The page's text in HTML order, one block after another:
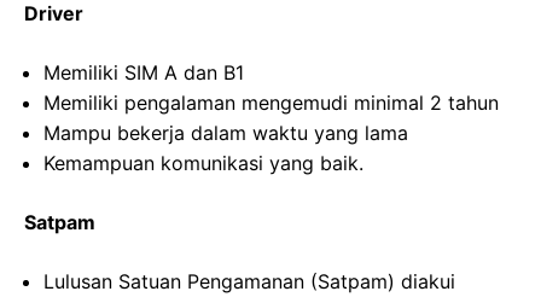
Driver
Memiliki SIM A dan B1
Memiliki pengalaman mengemudi minimal 2 tahun
Mampu bekerja dalam waktu yang lama
Kemampuan komunikasi yang baik.
Satpam
Lulusan Satuan Pengamanan (Satpam) diakui